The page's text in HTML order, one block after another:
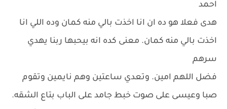
احمد
هدى فعلا هو ده ان انا اخذت بالي منه كمان وده اللي انا
اخذت بالي منه كمان. معنى كده انه بيحبها ربنا يهدي
سرهم
فضل اللهم امين. وتعدي ساعتين وهم نايمين وتقوم
صبا وعيسى على صوت خبط جامد على الباب بتاع الشقه.